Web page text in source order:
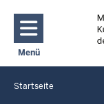
Menü
Navigation
Sie
Startseite